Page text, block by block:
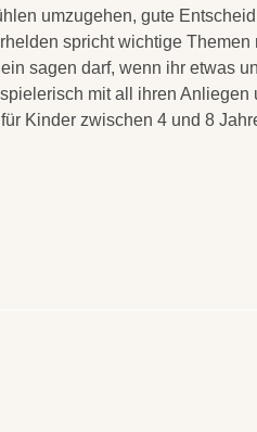
umzugehen, gute
spricht wichtige
sagen darf, wenn ihr etwas
mit all ihren
Kinder zwischen 4 und 8